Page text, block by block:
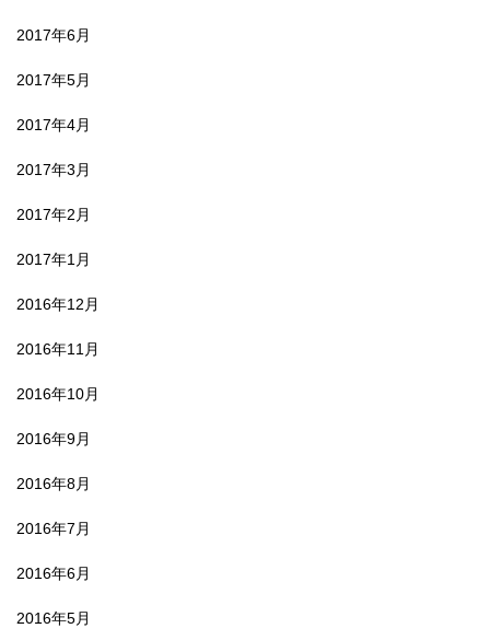
2017年6月
2017年5月
2017年4月
2017年3月
2017年2月
2017年1月
2016年12月
2016年11月
2016年10月
2016年9月
2016年8月
2016年7月
2016年6月
2016年5月